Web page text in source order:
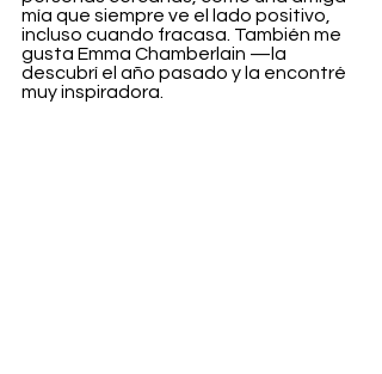
mía que siempre ve el lado positivo,
incluso cuando fracasa. También me
gusta Emma Chamberlain —la
descubrí el año pasado y la encontré
muy inspiradora.